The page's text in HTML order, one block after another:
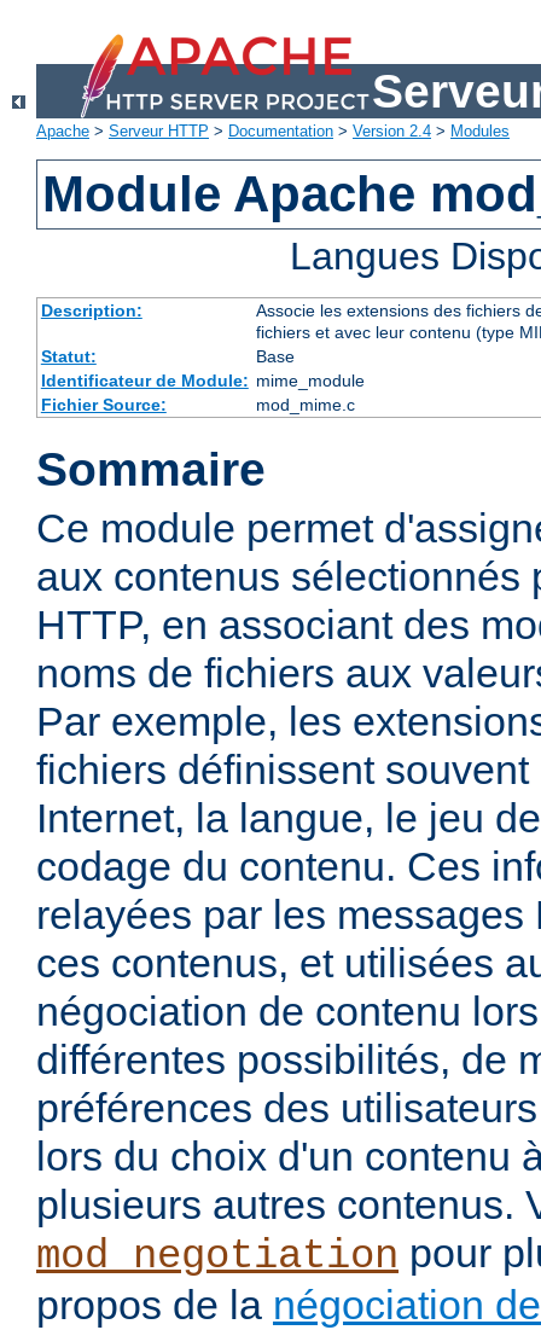
Apache > Serveur HTTP > Documentation > Version 2.4 > Modules
Module Apache
Langues
Description:
Associe les extensions des fichiers
fichiers et avec leur contenu (type
Statut:
Base
Identificateur de Module: mime_module
Fichier Source:
mod_mime.c
Sommaire
Ce module permet
aux contenus sélectionnés
HTTP, en associant des
noms de fichiers aux
Par exemple, les
fichiers définissent
Internet, la langue, le jeu
codage du contenu. Ces
relayées par les
ces contenus, et utilisées
négociation de contenu
différentes possibilités, de
préférences des
lors du choix d'un contenu
plusieurs autres contenus.
mod_negotiation pour
propos de la négociation